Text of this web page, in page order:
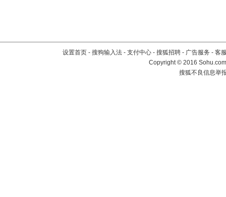
设置首页 - 搜狗输入法 - 支付中心 - 搜狐招聘 - 广告服务 - 客
Copyright©2016
搜狐不良信息举